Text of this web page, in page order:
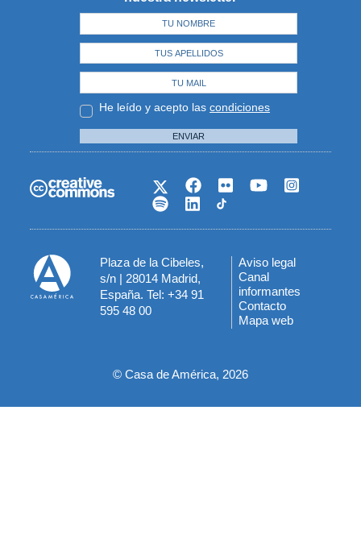
He leído y acepto las condiciones
ENVIAR
Plaza de la Cibeles,
s/n | 28014 Madrid,
España. Tel: +34 91
595 48 00
Menú
del
pie
Aviso legal
Canal
informantes
Contacto
Mapa web
© Casa de América, 2026